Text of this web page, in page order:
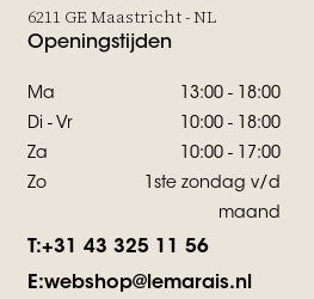
6211 GE Maastricht - NL
Openingstijden
Ma
13:00 - 18:00
Di - Vr
10:00 - 18:00
Za
10:00 - 17:00
Zo
1ste zondag v/d
maand
T:+31 43 325 11 56
E:webshop@lemarais.nl